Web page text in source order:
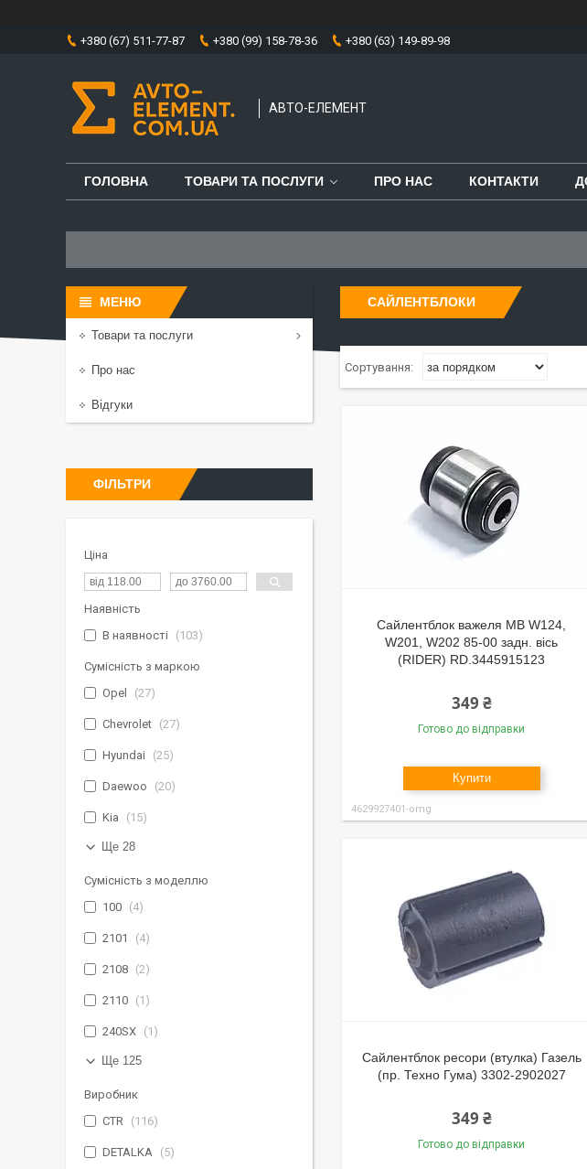
+380 (67) 511-77-87 +380 (99) 158-78-36 +380 (63) 149-89-98
АВТО-ЕЛЕМЕНТ
ГОЛОВНА ТОВАРИ ТА ПОСЛУГИ ПРО НАС КОНТАКТИ
САЙЛЕНТБЛОКИ
Сайлентблок важеля MB W124,
W201, W202 85-00 задн. вісь
(RIDER) RD.3445915123
349 ₴
Готово до відправки
Купити
4629927401-omg
Сайлентблок ресори (втулка) Газель
(пр. Техно Гума) 3302-2902027
349 ₴
Готово до відправки
Товари та послуги
Про нас
Відгуки
ФІЛЬТРИ
Ціна
Наявність
В наявності
103
Сумісність з маркою
Opel
27
Chevrolet 27
Hyundai 25
Daewoo 20
Kia 15
Ще 28
Сумісність з моделлю
100
4
2101 4
2108 2
2110 1
240SX 1
Ще 125
Виробник
CTR
116
DETALKA 5